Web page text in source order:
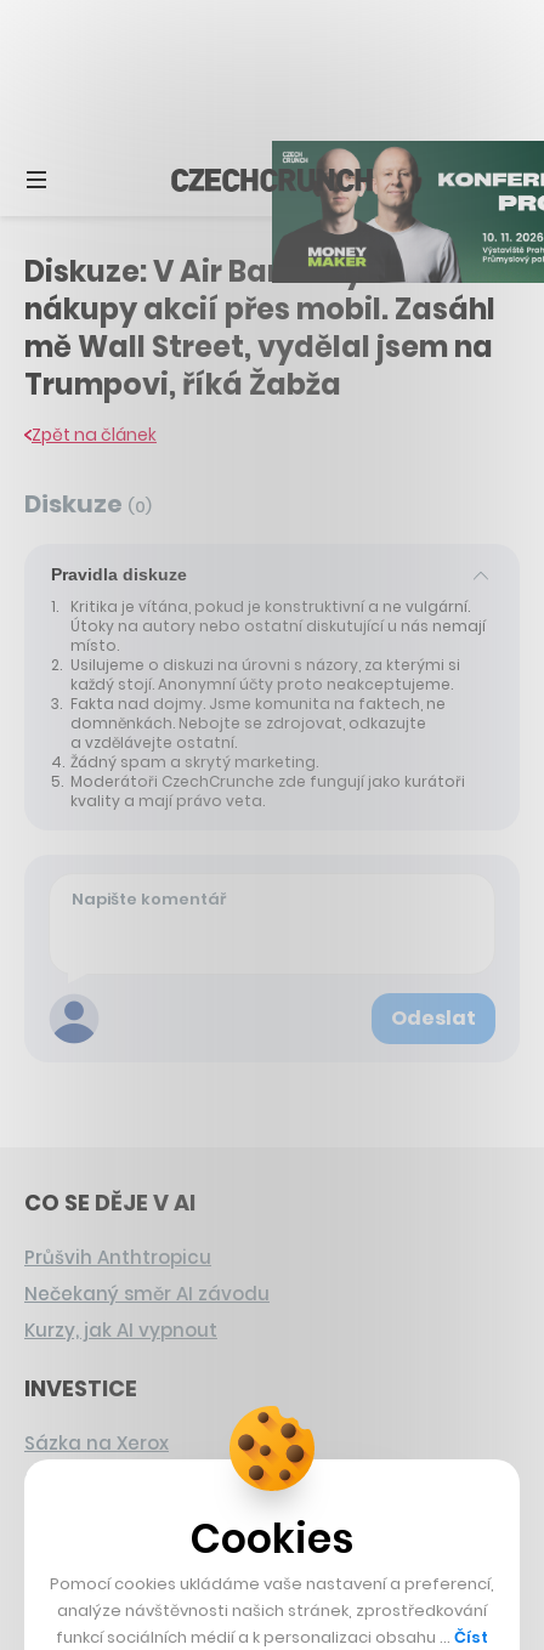
Diskuze: V Air Bank chystá
nákupy akcií přes mobil. Zasáhl
mě Wall Street, vydělal jsem na
Trumpovi, říká Žabža
Zpět na článek
Diskuze (0)
Pravidla diskuze
Kritika je vítána, pokud je konstruktivní a ne vulgární.
Útoky na autory nebo ostatní diskutující u nás nemají
místo.
Usilujeme o diskuzi na úrovni s názory, za kterými si
každý stojí. Anonymní účty proto neakceptujeme.
Fakta nad dojmy. Jsme komunita na faktech, ne
domněnkách. Nebojte se zdrojovat, odkazujte
a vzdělávejte ostatní.
Žádný spam a skrytý marketing.
Moderátoři CzechCrunche zde fungují jako kurátoři
kvality a mají právo veta.
Odeslat
CO SE DĚJE V AI
Průšvih Anthtropicu
Nečekaný směr AI závodu
Kurzy, jak AI vypnout
INVESTICE
Sázka na Xerox
Strnad v Pirelli
PŘÍBĚHY Z GASTRA
Boční projekt, co se zvrtnul
Cookies
Pomocí cookies ukládáme vaše nastavení a preferencí,
analýze návštěvnosti našich stránek, zprostředkování
funkcí sociálních médií a k personalizaci obsahu … Číst